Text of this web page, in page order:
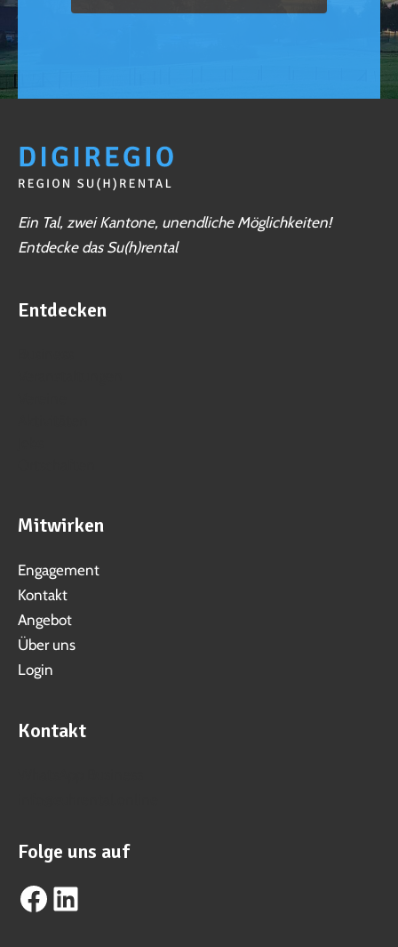
Ein Tal, zwei Kantone, unendliche Möglichkeiten!
Entdecke das Su(h)rental
Entdecken
Mitwirken
Engagement
Kontakt
Angebot
Über uns
Login
Kontakt
Folge uns auf
Facebook
LinkedIn